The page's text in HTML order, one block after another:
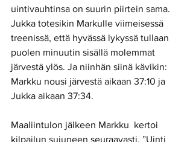
uintivauhtinsa on suurin piirtein sama.
Jukka totesikin Markulle viimeisessä
treenissä, että hyvässä lykyssä tullaan
puolen minuutin sisällä molemmat
järvestä ylös. Ja niinhän siinä kävikin:
Markku nousi järvestä aikaan 37:10 ja
Jukka aikaan 37:34.
Maaliintulon jälkeen Markku  kertoi
kilpailun sujuneen seuraavasti. ”Uinti